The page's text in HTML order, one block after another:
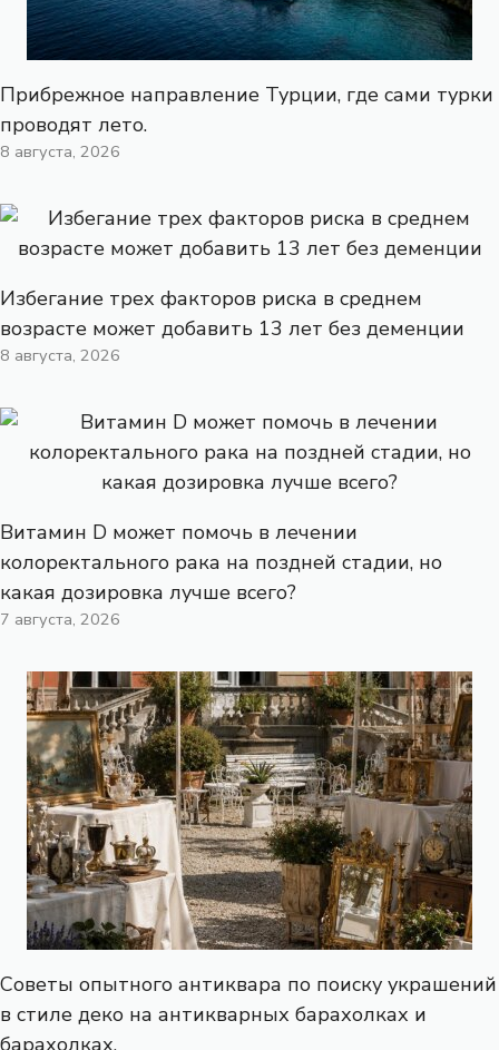
Прибрежное направление Турции, где сами турки
проводят лето.
8 августа, 2026
Избегание трех факторов риска в среднем
возрасте может добавить 13 лет без деменции
8 августа, 2026
Витамин D может помочь в лечении
колоректального рака на поздней стадии, но
какая дозировка лучше всего?
7 августа, 2026
Советы опытного антиквара по поиску украшений
в стиле деко на антикварных барахолках и
барахолках.